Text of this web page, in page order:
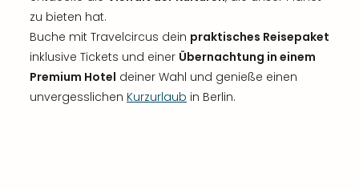
zu bieten hat.
Buche mit Travelcircus dein praktisches Reisepaket
inklusive Tickets und einer Übernachtung in einem
Premium Hotel deiner Wahl und genieße einen
unvergesslichen Kurzurlaub in Berlin.